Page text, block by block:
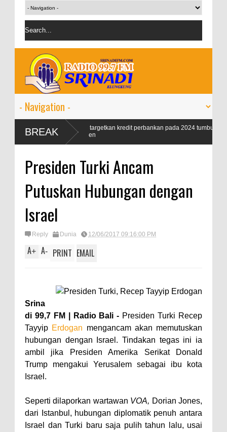
BREAKOJK targetkan kredit perbankan pada 2024 tumbuh 9-11
persen
Presiden Turki Ancam
Putuskan Hubungan dengan
Israel
Reply Dunia 12/06/2017 09:16:00 PM
A+ A- PRINT EMAIL
Srina
di 99,7 FM | Radio Bali - Presiden Turki Recep
Tayyip Erdogan mengancam akan memutuskan
hubungan dengan Israel. Tindakan tegas ini ia
ambil jika Presiden Amerika Serikat Donald
Trump mengakui Yerusalem sebagai ibu kota
Israel.
Seperti dilaporkan wartawan VOA, Dorian Jones,
dari Istanbul, hubungan diplomatik penuh antara
Israel dan Turki baru saja pulih tahun lalu, usai